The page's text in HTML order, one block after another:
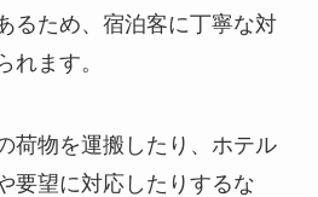
るため、宿泊客に丁寧な対
れます。
荷物を運搬したり、ホテル
要望に対応したりするな